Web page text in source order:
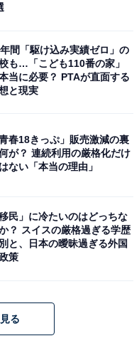
じめたら
間「駆け込み実績ゼロ」の
も…「こども110番の家」
当に必要？ PTAが直面する
と現実
青春18きっぷ」販売激減の裏
が？ 連続利用の厳格化だけ
ない「本当の理由」
移民」に冷たいのはどっちな
？ スイスの厳格過ぎる学歴
と、日本の曖昧過ぎる外国
策
る